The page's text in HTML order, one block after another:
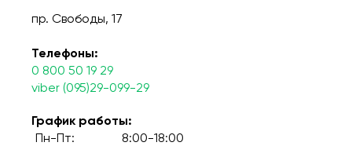
пр. Свободы, 17
Телефоны:
0 800 50 19 29
viber (095)29-099-29
График работы:
Пн-Пт:
8:00-18:00